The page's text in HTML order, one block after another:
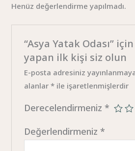
Henüz değerlendirme yapılmadı.
“Asya Yatak Odası”
yapan ilk kişi siz olun
E-posta adresiniz
alanlar* ile işaretlenmişlerdir
Derecelendirmeniz *
Değerlendirmeniz *